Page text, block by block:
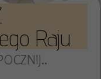
Raju